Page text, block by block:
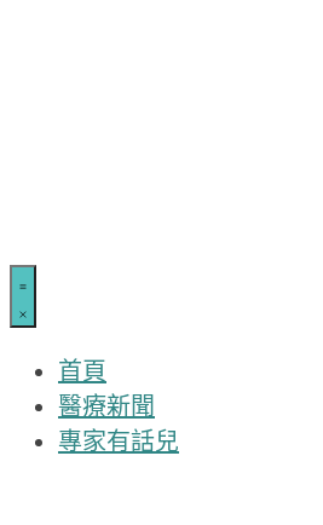
首頁
醫療新聞
專家有話兒